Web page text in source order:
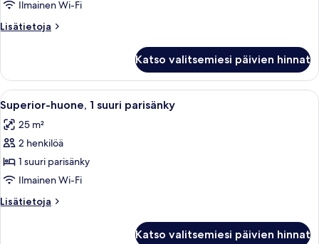
Ilmainen Wi-Fi
Lisätietoja
Lisätietoja
Katso valitsemiesi päivien hinnat
Avaa
kaikki
huonetyypin
Superior-
huone,
1
suuri
parisänky
Moderni hotellihuone, jossa on
9
Superior-huone, 1 suuri parisänky
25 m²
2 henkilöä
1 suuri parisänky
Ilmainen Wi-Fi
Lisätietoja
Lisätietoja
Katso valitsemiesi päivien hinnat